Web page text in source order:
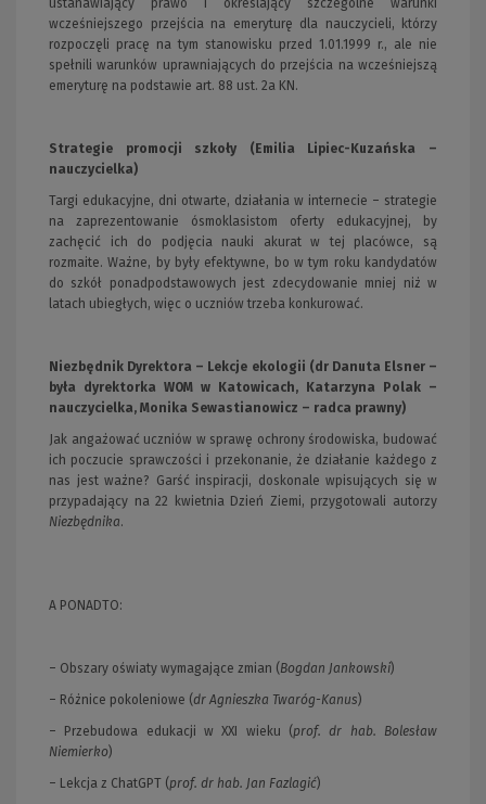
wcześniejszego przejścia na emeryturę dla nauczycieli, którzy
rozpoczęli pracę na tym stanowisku przed 1.01.1999 r., ale nie
spełnili warunków uprawniających do przejścia na wcześniejszą
emeryturę na podstawie art. 88 ust. 2a KN.
Strategie promocji szkoły (Emilia Lipiec-Kuzańska –
nauczycielka)
Targi edukacyjne, dni otwarte, działania w internecie – strategie
na zaprezentowanie ósmoklasistom oferty edukacyjnej, by
zachęcić ich do podjęcia nauki akurat w tej placówce, są
rozmaite. Ważne, by były efektywne, bo w tym roku kandydatów
do szkół ponadpodstawowych jest zdecydowanie mniej niż w
latach ubiegłych, więc o uczniów trzeba konkurować.
Niezbędnik Dyrektora – Lekcje ekologii (dr Danuta Elsner –
była dyrektorka WOM w Katowicach, Katarzyna Polak –
nauczycielka, Monika Sewastianowicz – radca prawny)
Jak angażować uczniów w sprawę ochrony środowiska, budować
ich poczucie sprawczości i przekonanie, że działanie każdego z
nas jest ważne? Garść inspiracji, doskonale wpisujących się w
przypadający na 22 kwietnia Dzień Ziemi, przygotowali autorzy
Niezbędnika.
A PONADTO:
– Obszary oświaty wymagające zmian (Bogdan Jankowski)
– Różnice pokoleniowe (dr Agnieszka Twaróg-Kanus)
– Przebudowa edukacji w XXI wieku (prof. dr hab. Bolesław
Niemierko)
– Lekcja z ChatGPT (prof. dr hab. Jan Fazlagić)